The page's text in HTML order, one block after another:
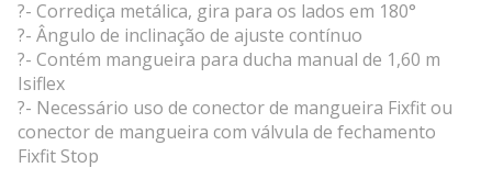
?- Corrediça metálica, gira para os lados em 180°
?- Ângulo de inclinação de ajuste contínuo
?- Contém mangueira para ducha manual de 1,60 m
Isiflex
?- Necessário uso de conector de mangueira Fixfit ou
conector de mangueira com válvula de fechamento
Fixfit Stop